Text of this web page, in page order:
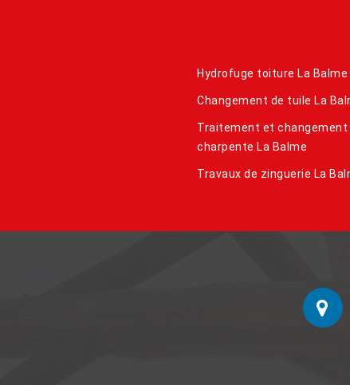
Hydrofuge toiture La Balme
Changement de tuile La
Traitement et changement
charpente La Balme
Travaux de zinguerie La